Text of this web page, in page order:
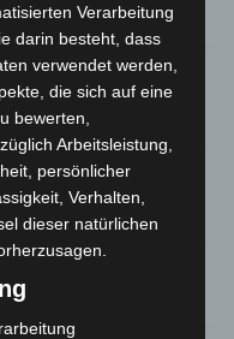
starten beim
A7 – Polizei sucht
auf Baustelle
Verarbeitung
darin besteht, dass
verwendet werden,
die sich auf eine
bewerten,
Arbeitsleistung,
persönlicher
Verhalten,
dieser natürlichen